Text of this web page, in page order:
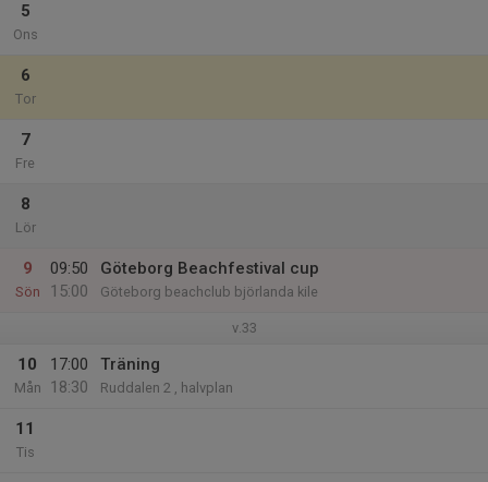
5
Ons
6
Tor
7
Fre
8
Lör
9
Sön
09:50
15:00
Göteborg Beachfestival cup
Göteborg beachclub björlanda kile
v.33
10
Mån
17:00
18:30
Träning
Ruddalen 2 , halvplan
11
Tis